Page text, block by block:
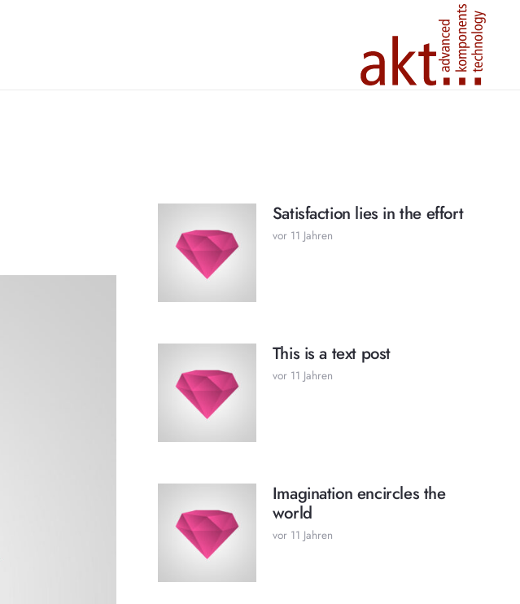
Satisfaction lies in the effort
vor 11 Jahren
This is a text post
vor 11 Jahren
Imagination encircles the
world
vor 11 Jahren